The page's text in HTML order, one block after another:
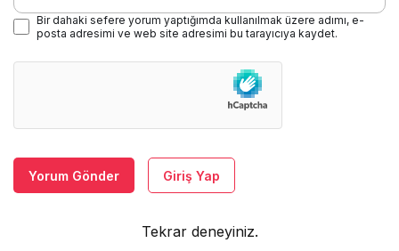
Bir dahaki sefere yorum yaptığımda kullanılmak üzere adımı, e-
posta adresimi ve web site adresimi bu tarayıcıya kaydet.
Yorum Gönder Giriş Yap
Tekrar deneyiniz.